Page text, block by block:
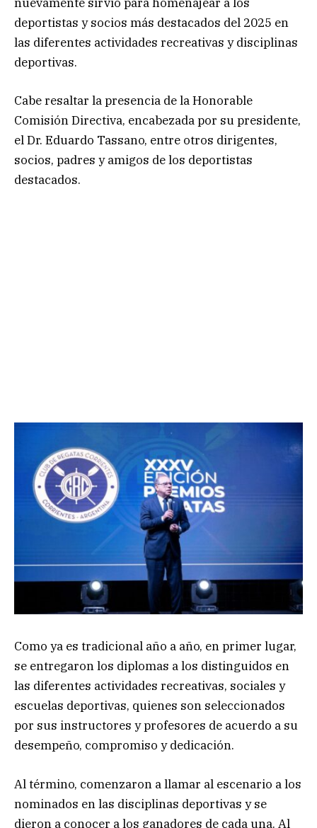
deportistas y socios más destacados del 2025 en
las diferentes actividades recreativas y disciplinas
deportivas.
Cabe resaltar la presencia de la Honorable
Comisión Directiva, encabezada por su presidente,
el Dr. Eduardo Tassano, entre otros dirigentes,
socios, padres y amigos de los deportistas
destacados.
Como ya es tradicional año a año, en primer lugar,
se entregaron los diplomas a los distinguidos en
las diferentes actividades recreativas, sociales y
escuelas deportivas, quienes son seleccionados
por sus instructores y profesores de acuerdo a su
desempeño, compromiso y dedicación.
Al término, comenzaron a llamar al escenario a los
nominados en las disciplinas deportivas y se
dieron a conocer a los ganadores de cada una. Al